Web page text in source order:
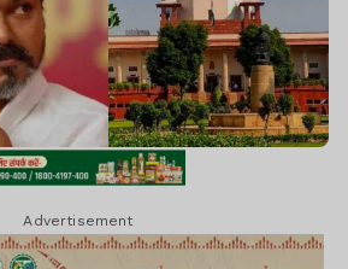
Advertisement